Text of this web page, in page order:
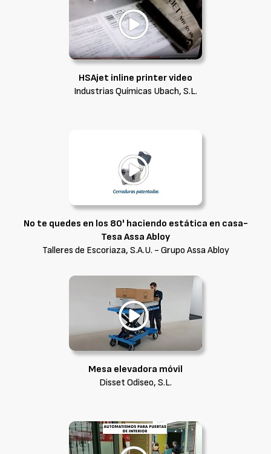
HSAjet inline printer video
Industrias Químicas Ubach, S.L.
No te quedes en los 80' haciendo estática en casa-
Tesa Assa Abloy
Talleres de Escoriaza, S.A.U. - Grupo Assa Abloy
Mesa elevadora móvil
Disset Odiseo, S.L.